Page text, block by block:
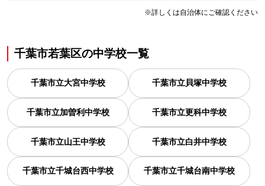
※詳しくは自治体にご確認ください
千葉市若葉区の中学校一覧
千葉市立大宮中学校 千葉市立貝塚中学校
千葉市立加曽利中学校 千葉市立更科中学校
千葉市立山王中学校 千葉市立白井中学校
千葉市立千城台西中学校 千葉市立千城台南中学校